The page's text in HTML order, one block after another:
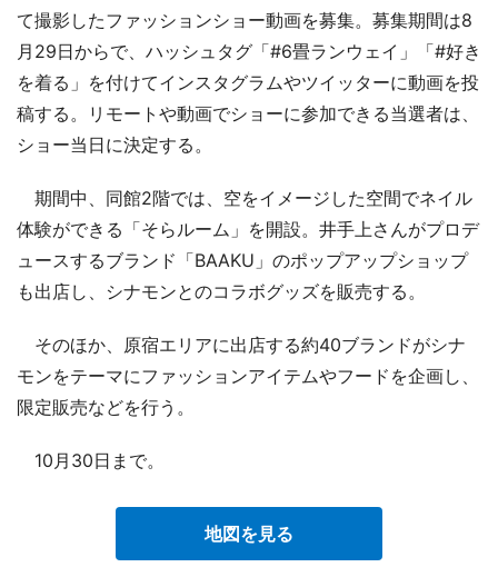
て撮影したファッションショー動画を募集。募集期間は8
月29日からで、ハッシュタグ「#6畳ランウェイ」「#好き
を着る」を付けてインスタグラムやツイッターに動画を投
稿する。リモートや動画でショーに参加できる当選者は、
ショー当日に決定する。
期間中、同館2階では、空をイメージした空間でネイル
体験ができる「そらルーム」を開設。井手上さんがプロデ
ュースするブランド「BAAKU」のポップアップショップ
も出店し、シナモンとのコラボグッズを販売する。
そのほか、原宿エリアに出店する約40ブランドがシナ
モンをテーマにファッションアイテムやフードを企画し、
限定販売などを行う。
10月30日まで。
地図を見る